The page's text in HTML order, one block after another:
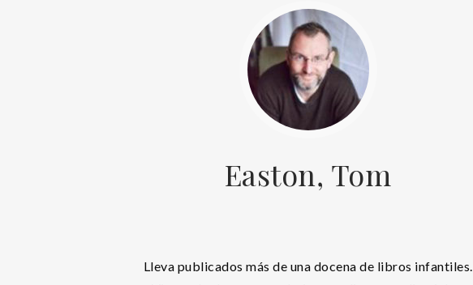
Easton, Tom
Lleva publicados más de una docena de libros infantiles.